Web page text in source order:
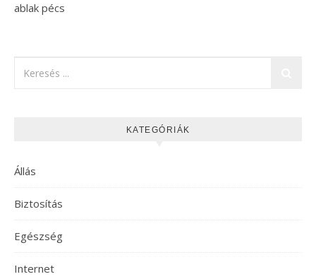
ablak pécs
KATEGÓRIÁK
Állás
Biztosítás
Egészség
Internet